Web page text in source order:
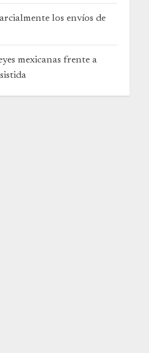
los envíos de
mexicanas frente a